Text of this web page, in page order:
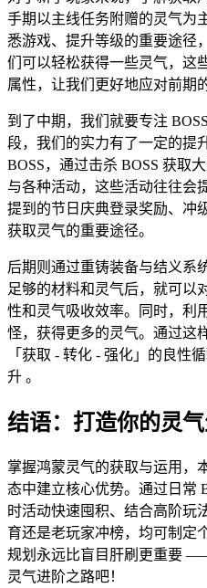
手期以主线任务附赠的灵气为
悉游戏、提升等级的重要途径
们可以轻松获得一些灵气，这
属性，让我们更好地应对前期
到了中期，我们就要专注
段，我们的实力有了一定的提
BOSS，通过击杀 BOSS 获取
与各种活动，这些活动往往会
提到的节日庆典登录奖励、冲
获取灵气的重要途径。
后期则通过重铸装备与结义系
足够的材料和灵气后，就可以
性和灵气吸收效率。同时，利
怪，获得更多的灵气。通过这
「获取 - 转化 - 强化」的良性
升 。
结语：打造你的灵
掌握鸿蒙灵气的获取与运用，
态中建立核心优势。通过日常
时活动快速囤积、结合高阶玩
育还是老玩家冲榜，均可制定
规划永远比盲目肝刷更重要
灵气进阶之路吧！